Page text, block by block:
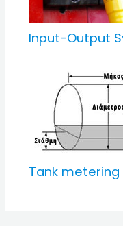
Input-Output
Tank metering